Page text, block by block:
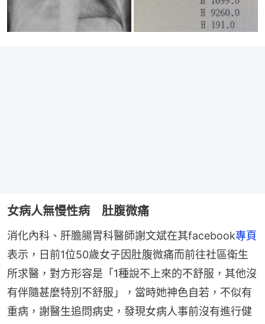
女病人無慢性病 肚腹微痛
消化內科、肝膽腸胃科醫師謝文斌在其facebook專頁
表示，日前1位50歲女子因肚腹微痛而前往社區衛生
所求醫，對方形容是「1種說不上來的不舒服，其他沒
有伴隨甚麼特別不舒服」，當時她神色自若，不似有
重病，謝醫生追問病史，發現女病人事前沒有進行健